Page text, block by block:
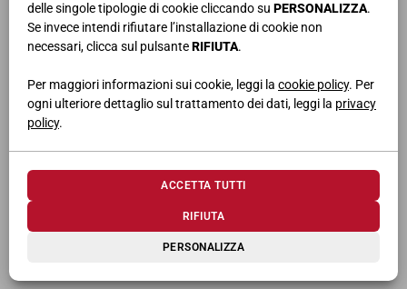
delle singole tipologie di cookie cliccando su PERSONALIZZA.
Se invece intendi rifiutare l’installazione di cookie non
necessari, clicca sul pulsanteRIFIUTA.
Per maggiori informazioni sui cookie, leggi la cookie policy. Per
ogni ulteriore dettaglio sul trattamento dei dati, leggi la privacy
policy.
PERSONALIZZA
RIFIUTA
ACCETTA TUTTI